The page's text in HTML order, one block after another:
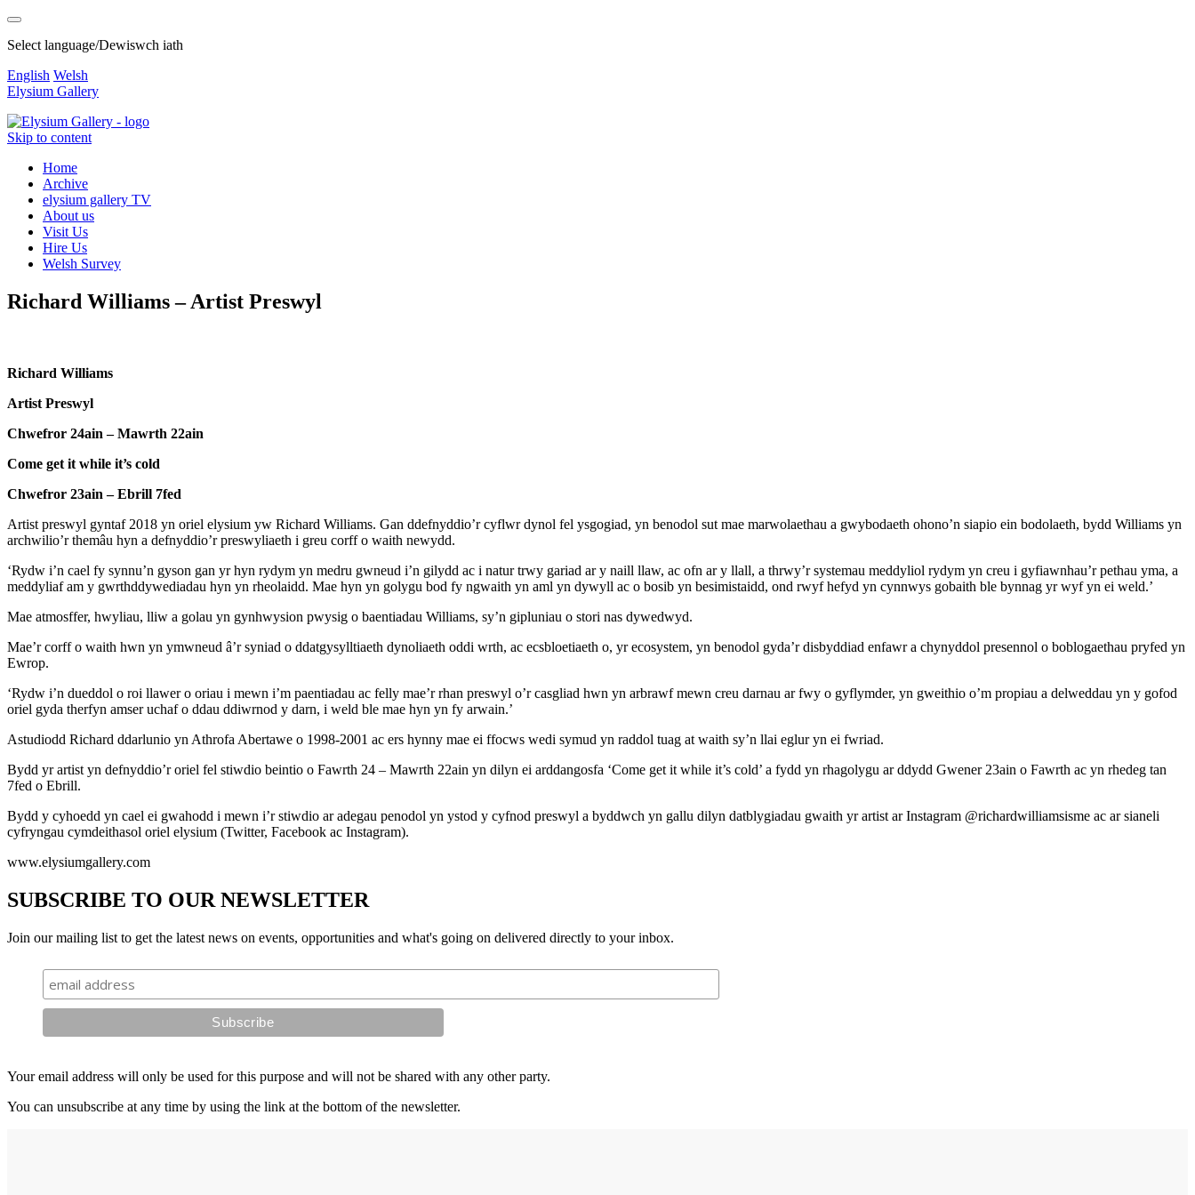
Select language/Dewiswch iath
English Welsh
Elysium Gallery
Skip to content
Home
Archive
elysium gallery TV
About us
Visit Us
Hire Us
Welsh Survey
Richard Williams – Artist Preswyl
Richard Williams
Artist Preswyl
Chwefror 24ain – Mawrth 22ain
Come get it while it’s cold
Chwefror 23ain – Ebrill 7fed
Artist preswyl gyntaf 2018 yn oriel elysium yw Richard Williams. Gan ddefnyddio’r cyflwr dynol fel ysgogiad, yn benodol sut mae marwolaethau a gwybodaeth ohono’n siapio ein bodolaeth, bydd Williams yn
archwilio’r themâu hyn a defnyddio’r preswyliaeth i greu corff o waith newydd.
‘Rydw i’n cael fy synnu’n gyson gan yr hyn rydym yn medru gwneud i’n gilydd ac i natur trwy gariad ar y naill llaw, ac ofn ar y llall, a thrwy’r systemau meddyliol rydym yn creu i gyfiawnhau’r pethau yma, a
meddyliaf am y gwrthddywediadau hyn yn rheolaidd. Mae hyn yn golygu bod fy ngwaith yn aml yn dywyll ac o bosib yn besimistaidd, ond rwyf hefyd yn cynnwys gobaith ble bynnag yr wyf yn ei weld.’
Mae atmosffer, hwyliau, lliw a golau yn gynhwysion pwysig o baentiadau Williams, sy’n gipluniau o stori nas dywedwyd.
Mae’r corff o waith hwn yn ymwneud â’r syniad o ddatgysylltiaeth dynoliaeth oddi wrth, ac ecsbloetiaeth o, yr ecosystem, yn benodol gyda’r disbyddiad enfawr a chynyddol presennol o boblogaethau pryfed yn
Ewrop.
‘Rydw i’n dueddol o roi llawer o oriau i mewn i’m paentiadau ac felly mae’r rhan preswyl o’r casgliad hwn yn arbrawf mewn creu darnau ar fwy o gyflymder, yn gweithio o’m propiau a delweddau yn y gofod
oriel gyda therfyn amser uchaf o ddau ddiwrnod y darn, i weld ble mae hyn yn fy arwain.’
Astudiodd Richard ddarlunio yn Athrofa Abertawe o 1998-2001 ac ers hynny mae ei ffocws wedi symud yn raddol tuag at waith sy’n llai eglur yn ei fwriad.
Bydd yr artist yn defnyddio’r oriel fel stiwdio beintio o Fawrth 24 – Mawrth 22ain yn dilyn ei arddangosfa ‘Come get it while it’s cold’ a fydd yn rhagolygu ar ddydd Gwener 23ain o Fawrth ac yn rhedeg tan
7fed o Ebrill.
Bydd y cyhoedd yn cael ei gwahodd i mewn i’r stiwdio ar adegau penodol yn ystod y cyfnod preswyl a byddwch yn gallu dilyn datblygiadau gwaith yr artist ar Instagram @richardwilliamsisme ac ar sianeli
cyfryngau cymdeithasol oriel elysium (Twitter, Facebook ac Instagram).
www.elysiumgallery.com
SUBSCRIBE TO OUR NEWSLETTER
Join our mailing list to get the latest news on events, opportunities and what's going on delivered directly to your inbox.
Your email address will only be used for this purpose and will not be shared with any other party.
You can unsubscribe at any time by using the link at the bottom of the newsletter.